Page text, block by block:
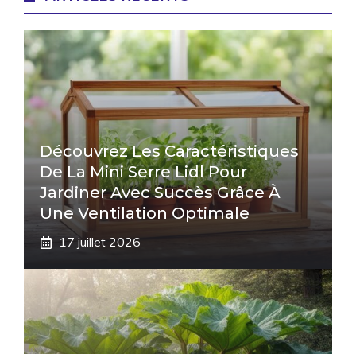
Découvrez Les Caractéristiques
De La Mini Serre Lidl Pour
Jardiner Avec Succès Grâce À
Une Ventilation Optimale
17 juillet 2026